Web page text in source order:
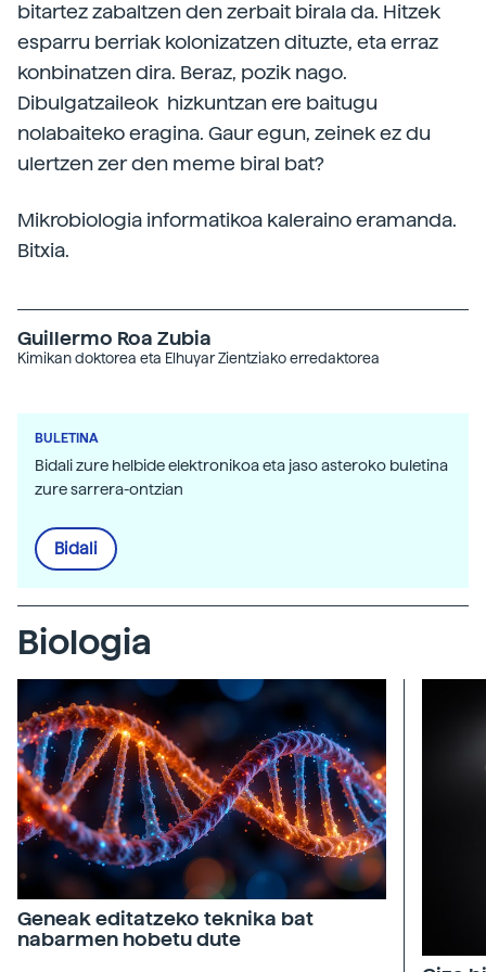
bitartez zabaltzen den zerbait birala da. Hitzek
esparru berriak kolonizatzen dituzte, eta erraz
konbinatzen dira. Beraz, pozik nago.
Dibulgatzaileok hizkuntzan ere baitugu
nolabaiteko eragina. Gaur egun, zeinek ez du
ulertzen zer den meme biral bat?
Mikrobiologia informatikoa kaleraino eramanda.
Bitxia.
Guillermo Roa Zubia
Kimikan doktorea eta Elhuyar Zientziako erredaktorea
BULETINA
Bidali zure helbide elektronikoa eta jaso asteroko buletina
zure sarrera-ontzian
Bidali
Biologia
Geneak editatzeko teknika bat
nabarmen hobetu dute